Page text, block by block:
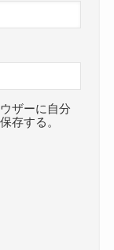
ザーに自分
存する。